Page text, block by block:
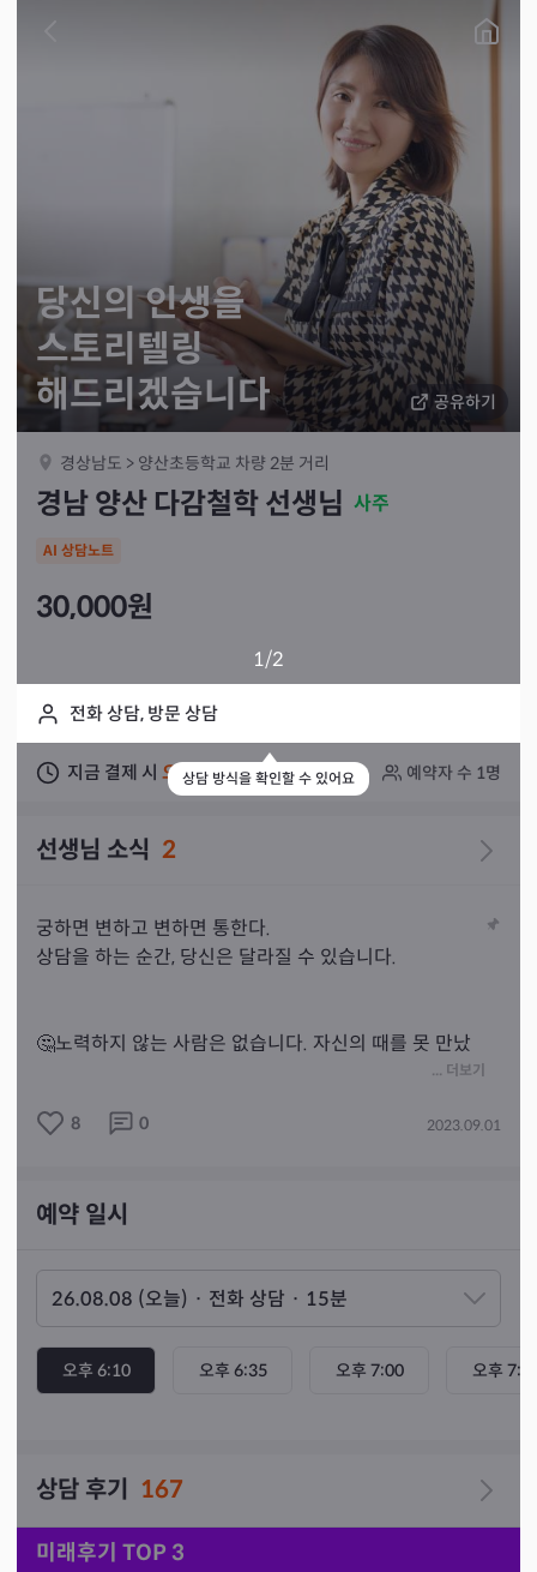
공유하기
당신의 인생을
스토리텔링
해드리겠습니다
경상남도 > 양산초등학교 차량 2분 거리
경남 양산 다감철학 선생님 사주
AI 상담노트
30,000원
1/2
전화 상담, 방문 상담
상담 방식을 확인할 수 있어요
지금 결제 시 오늘상담 가능 예약자 수 1명
선생님 소식 2
궁하면 변하고 변하면 통한다.
상담을 하는 순간, 당신은 달라질 수 있습니다.
🤔노력하지 않는 사람은 없습니다. 자신의 때를 못 만났
🤭나는 왜 연애를 못할까?
😌나의 현재 심리상태는 과연 어떠한가?
... 더보기
8 0 2023.09.01
예약 일시
오후 6:10 오후 6:35 오후 7:00 오후
상담 후기 167
미래후기 TOP 3